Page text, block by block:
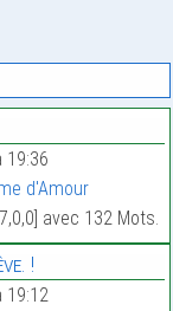
19:36
d'Amour
avec 132 Mots.
!
19:12